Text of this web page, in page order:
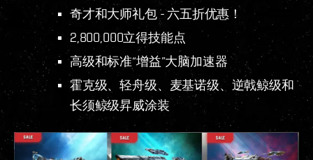
奇才和大师礼包 - 六五折优惠！
2,800,000立得技能点
高级和标准“增益”大脑加速器
霍克级、轻舟级、麦基诺级、逆戟鲸级和
长须鲸级昇威涂装